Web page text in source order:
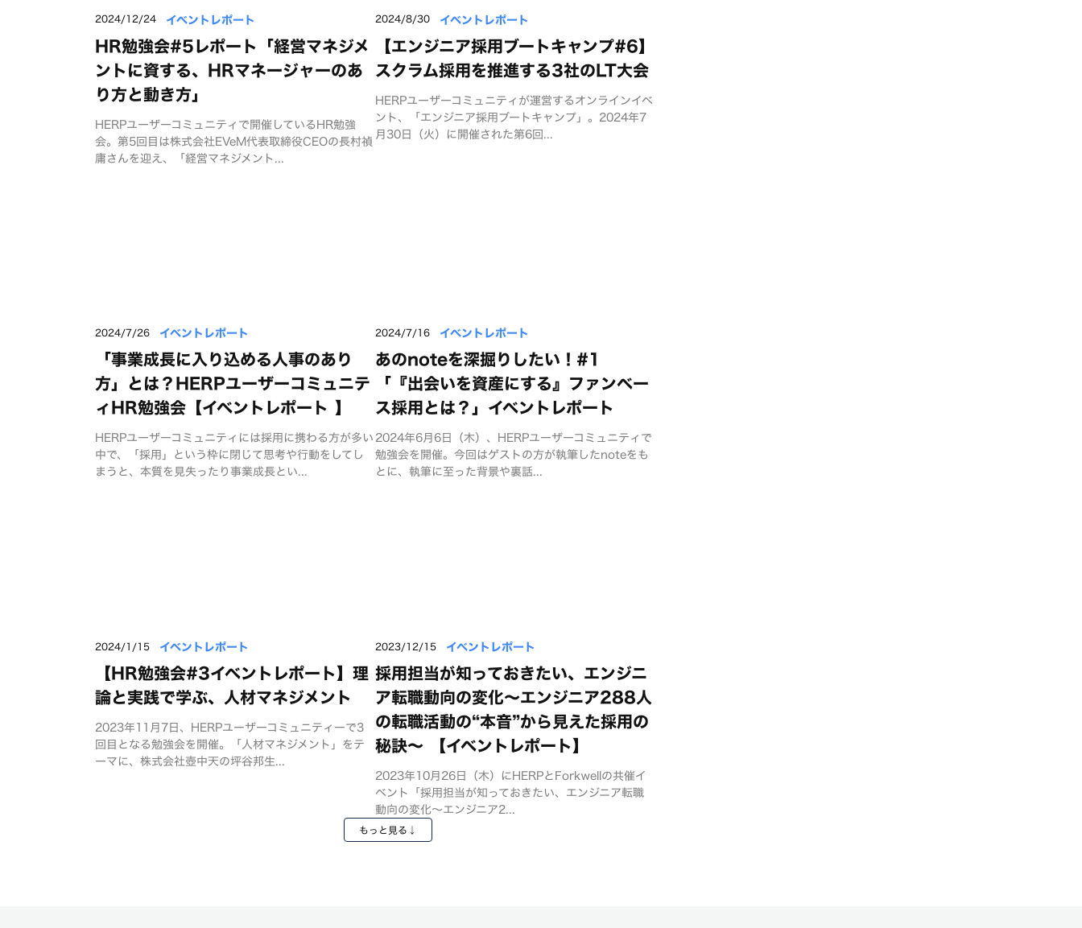
2024/12/24 イベントレポート
HR勉強会#5レポート「経営マネジメ
ントに資する、HRマネージャーのあ
り方と動き方」
HERPユーザーコミュニティで開催しているHR勉強
会。第5回目は株式会社EVeM代表取締役CEOの長村禎
庸さんを迎え、「経営マネジメント...
2024/8/30 イベントレポート
【エンジニア採用ブートキャンプ#6】
スクラム採用を推進する3社のLT大会
HERPユーザーコミュニティが運営するオンラインイベ
ント、「エンジニア採用ブートキャンプ」。2024年7
月30日（火）に開催された第6回...
2024/7/26 イベントレポート
「事業成長に入り込める人事のあり
方」とは？HERPユーザーコミュニテ
ィHR勉強会【イベントレポート 】
HERPユーザーコミュニティには採用に携わる方が多い
中で、「採用」という枠に閉じて思考や行動をしてし
まうと、本質を見失ったり事業成長とい...
2024/7/16 イベントレポート
あのnoteを深掘りしたい！#1
「『出会いを資産にする』ファンベー
ス採用とは？」イベントレポート
2024年6月6日（木）、HERPユーザーコミュニティで
勉強会を開催。今回はゲストの方が執筆したnoteをも
とに、執筆に至った背景や裏話...
2024/1/15 イベントレポート
【HR勉強会#3イベントレポート】理
論と実践で学ぶ、人材マネジメント
2023年11月7日、HERPユーザーコミュニティーで3
回目となる勉強会を開催。「人材マネジメント」をテ
ーマに、株式会社壺中天の坪谷邦生...
2023/12/15 イベントレポート
採用担当が知っておきたい、エンジニ
ア転職動向の変化～エンジニア288人
の転職活動の“本音”から見えた採用の
秘訣～ 【イベントレポート】
2023年10月26日（木）にHERPとForkwellの共催イ
ベント「採用担当が知っておきたい、エンジニア転職
動向の変化～エンジニア2...
もっと見る↓